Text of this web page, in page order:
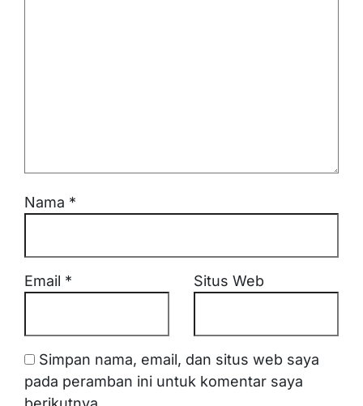
Nama *
Email * Situs Web
Simpan nama, email, dan situs web saya
pada peramban ini untuk komentar saya